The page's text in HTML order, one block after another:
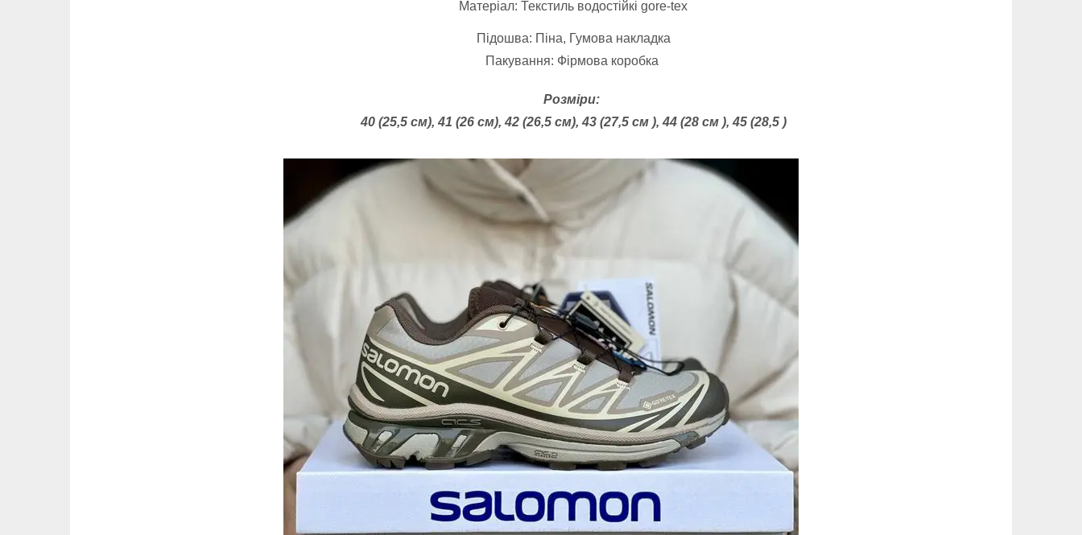
Матеріал: Текстиль водостійкі gore-tex
Підошва: Піна, Гумова накладка
Пакування: Фірмова коробка
Розміри:
40 (25,5 см), 41 (26 см), 42 (26,5 см), 43 (27,5 см ), 44 (28 см ), 45 (28,5 )